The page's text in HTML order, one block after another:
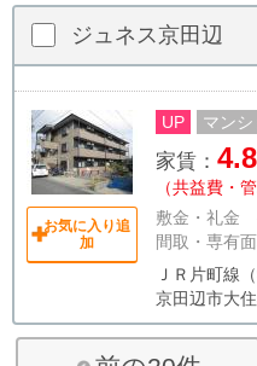
ジュネス京田辺
お気に入り追
加
UP マンシ
家賃： 4.8
（共益費・
敷金・礼金
間取・専有
ＪＲ片町線
京田辺市大